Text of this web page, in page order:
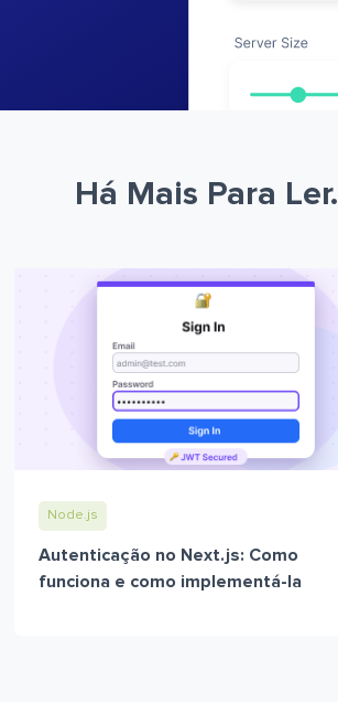
Há Mais Para Ler.
Node.js
Autenticação no Next.js: Como
funciona e como implementá-la